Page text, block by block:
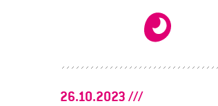
26.10.2023